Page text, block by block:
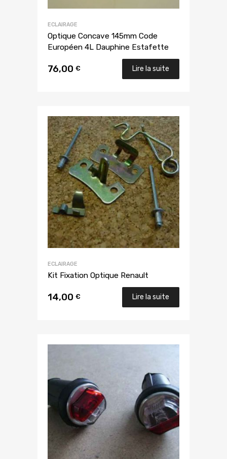
ECLAIRAGE
Optique Concave 145mm Code
Européen 4L Dauphine Estafette
76,00 € Lire la suite
ECLAIRAGE
Kit Fixation Optique Renault
14,00 € Lire la suite